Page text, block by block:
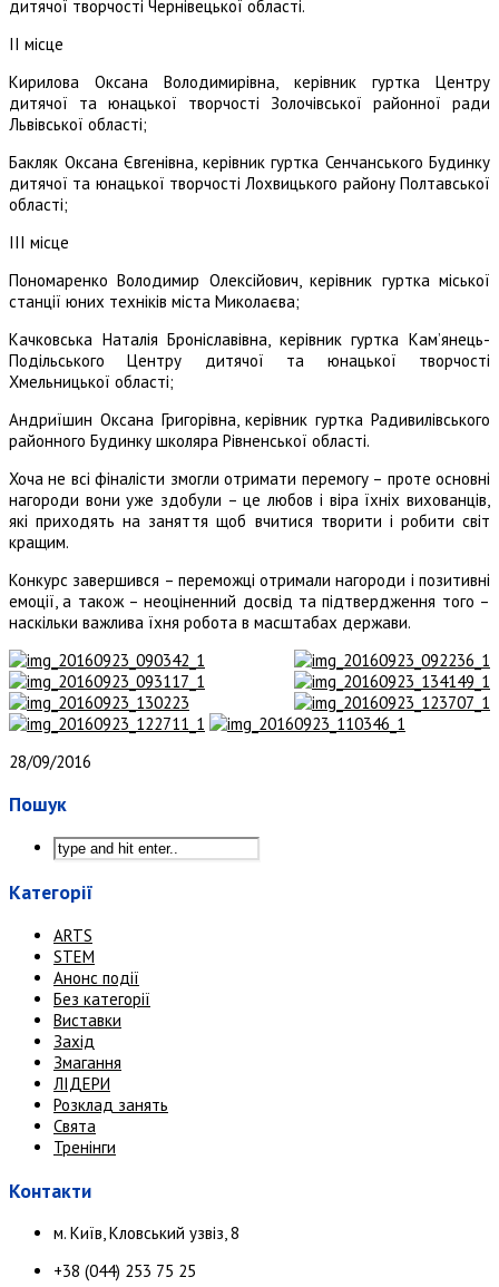
дитячої творчості Чернівецької області.
ІІ місце
Кирилова Оксана Володимирівна, керівник гуртка Центру
дитячої та юнацької творчості Золочівської районної ради
Львівської області;
Бакляк Оксана Євгенівна, керівник гуртка Сенчанського Будинку
дитячої та юнацької творчості Лохвицького району Полтавської
області;
ІІІ місце
Пономаренко Володимир Олексійович, керівник гуртка міської
станції юних техніків міста Миколаєва;
Качковська Наталія Броніславівна, керівник гуртка Кам’янець-
Подільського Центру дитячої та юнацької творчості
Хмельницької області;
Андриїшин Оксана Григорівна, керівник гуртка Радивилівського
районного Будинку школяра Рівненської області.
Хоча не всі фіналісти змогли отримати перемогу – проте основні
нагороди вони уже здобули – це любов і віра їхніх вихованців,
які приходять на заняття щоб вчитися творити і робити світ
кращим.
Конкурс завершився – переможці отримали нагороди і позитивні
емоції, а також – неоціненний досвід та підтвердження того –
наскільки важлива їхня робота в масштабах держави.
28/09/2016
Пошук
Категорії
ARTS
STEM
Анонс події
Без категорії
Виставки
Захід
Змагання
ЛІДЕРИ
Розклад занять
Свята
Тренінги
Контакти
м. Київ, Кловський узвіз, 8
+38 (044) 253 75 25